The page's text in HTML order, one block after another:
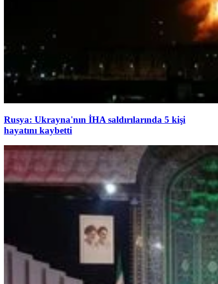
Rusya: Ukrayna'nın İHA saldırılarında 5 kişi
hayatını kaybetti